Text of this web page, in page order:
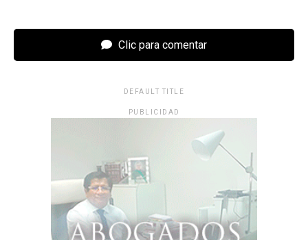
Clic para comentar
DEFAULT TITLE
PUBLICIDAD